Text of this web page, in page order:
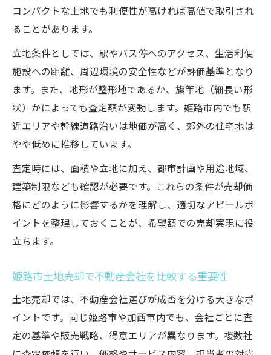
工夫
姫路市土地売却で信頼できる不動産会社の
特徴
評判や口コミを活かした不動産会社の選び
姫路市土地売却で避けたい不動産会社の見
ーション術
コンパクトな土地でも利便性が高ければ高値で取引され
ることがあります。
立地条件としては、駅やバス停へのアクセス、生活利便
施設への距離、周辺環境の安全性などが評価基準となり
ます。また、地形が整形地であるか、旗竿地（細長い形
状）かによっても査定額が変動します。姫路市内でも駅
近エリアや幹線道路沿いは地価が高く、郊外の住宅地は
やや低めに推移しています。
査定時には、面積や立地に加え、都市計画や用途地域、
建築制限なども確認が必要です。これらの条件が売却価
格にどのように影響するかを理解し、適切なアピールポ
イントを整理しておくことが、希望額での売却実現に役
立ちます。
姫路市土地売却で不動産会社を比較する重要性
土地売却では、不動産会社選びが成否を分ける大きなポ
イントです。同じ姫路市や加西市内でも、会社ごとに査
定の基準や販売戦略、得意エリアが異なります。複数社